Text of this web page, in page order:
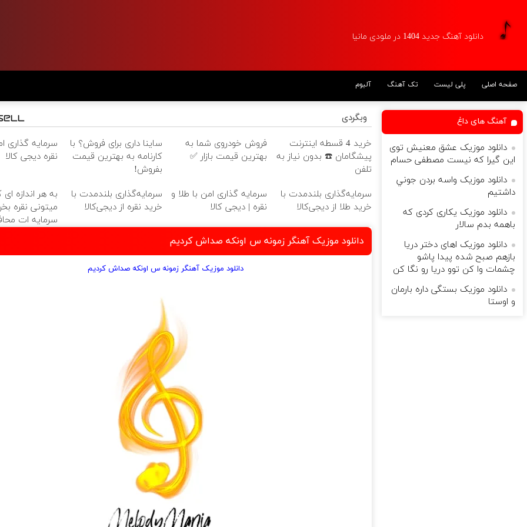
دانلود آهنگ جدید 1404 در ملودی مانیا
صفحه اصلی پلی لیست تک آهنگ آلبوم
وبگردی
خرید 4 قسطه اینترنت
پیشگامان ☎️ بدون نیاز به
تلفن
فروش خودروی شما به
بهترین قیمت بازار ✅
ساینا داری برای فروش؟ با
کارنامه به بهترین قیمت
بفروش!
سرمایه گذاری
نقره دیجی کالا
سرمایه‌گذاری بلندمدت با
خرید طلا از دیجی‌کالا
سرمایه گذاری امن با طلا و
نقره | دیجی کالا
سرمایه‌گذاری بلندمدت با
خرید نقره از دیجی‌کالا
به هر اندازه
میتونی نقره
سرمایه ات
دانلود موزیک آهنگر زمونه س اونکه صداش کردیم
دانلود موزیک آهنگر زمونه س اونکه صداش کردیم
آهنگ های داغ
دانلود موزیک عشق معنیش توی
این گیرا که نیست مصطفی حسام
دانلود موزیک ‫واﺳﻪ ﺑﺮدن ﺟﻮﻧﻲ
داﺷﺘﻴﻢ
دانلود موزیک یکاری کردی که
باهمه بدم سالار
دانلود موزیک اهای دختر دریا
بازهم صبح شده پیدا پاشو
چشمات وا کن توو دریا رو نگا کن
دانلود موزیک بستگی داره بارمان
و اوستا